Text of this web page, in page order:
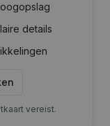
details
vereist.